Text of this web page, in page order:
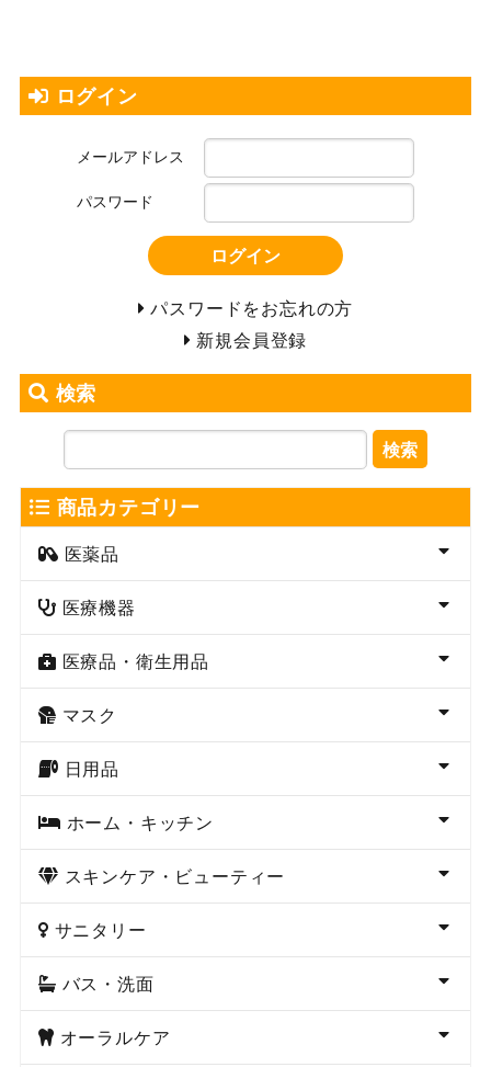
ログイン
メールアドレス
パスワード
ログイン
パスワードをお忘れの方
新規会員登録
検索
検索
商品カテゴリー
医薬品
医療機器
医療品・衛生用品
マスク
日用品
ホーム・キッチン
スキンケア・ビューティー
サニタリー
バス・洗面
オーラルケア